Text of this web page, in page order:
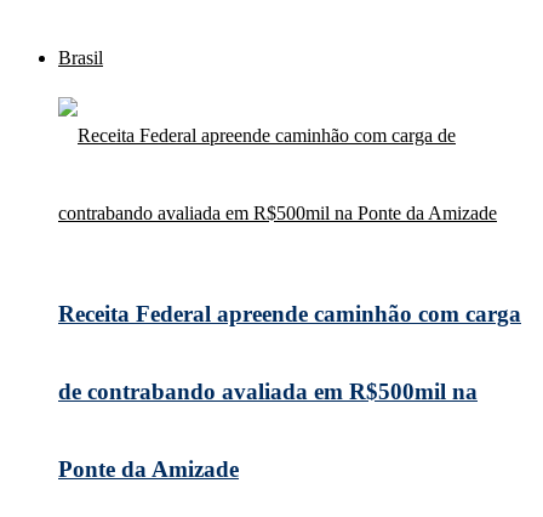
Brasil
Receita Federal apreende caminhão com carga
de contrabando avaliada em R$500mil na
Ponte da Amizade